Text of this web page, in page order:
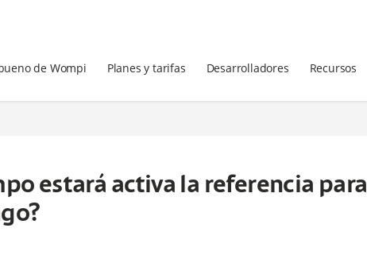
de Wompi Planes y tarifas Desarrolladores Recursos
estará activa la referencia para